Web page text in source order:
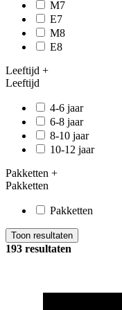
M7
E7
M8
E8
Leeftijd +
Leeftijd
4-6 jaar
6-8 jaar
8-10 jaar
10-12 jaar
Pakketten +
Pakketten
Pakketten
Toon resultaten
193 resultaten